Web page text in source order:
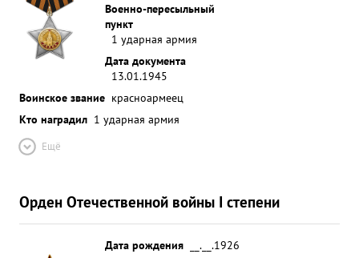
Военно-пересыльный
пункт
1 ударная армия
Дата документа
13.01.1945
Воинское звание красноармеец
Кто наградил 1 ударная армия
Ещё
Орден Отечественной войны I степени
Дата рождения
__.__.1926